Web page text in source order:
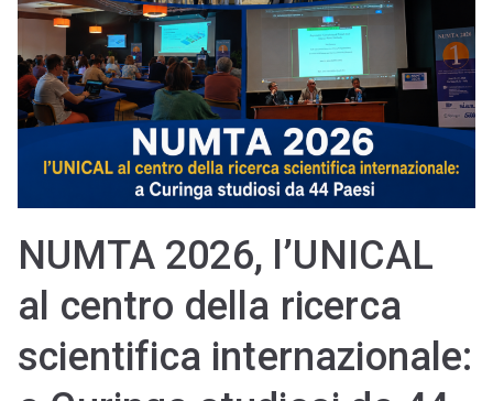
NUMTA 2026, l’UNICAL
al centro della ricerca
scientifica internazionale: